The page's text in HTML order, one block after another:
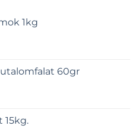
1kg
60gr
15kg.